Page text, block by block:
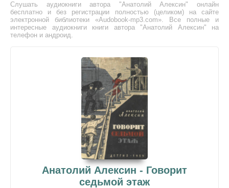
Слушать аудиокниги автора "Анатолий Алексин" онлайн
бесплатно и без регистрации полностью (целиком) на сайте
электронной библиотеки «Audobook-mp3.com». Все полные и
интересные аудиокниги книги автора "Анатолий Алексин" на
телефон и андроид.
Анатолий Алексин - Говорит
седьмой этаж